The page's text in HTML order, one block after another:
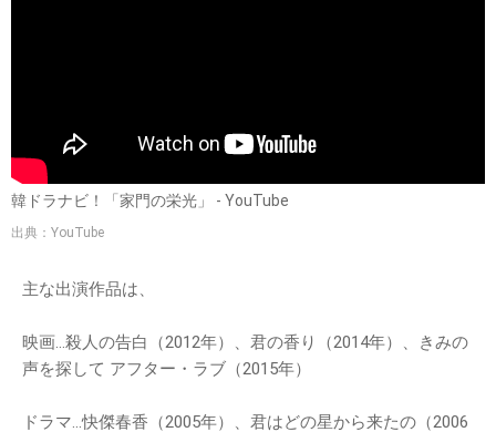
韓ドラナビ！「家門の栄光」 - YouTube
出典：YouTube
主な出演作品は、
映画…殺人の告白（2012年）、君の香り（2014年）、きみの
声を探して アフター・ラブ（2015年）
ドラマ…快傑春香（2005年）、君はどの星から来たの（2006